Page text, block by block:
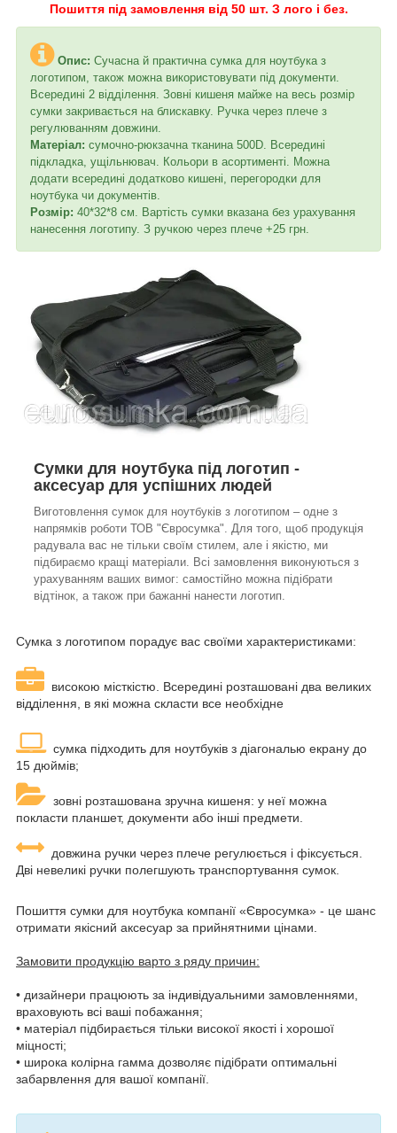
Пошиття під замовлення від 50 шт. З лого і без.
Опис: Сучасна й практична сумка для ноутбука з
логотипом, також можна використовувати під документи.
Всередині 2 відділення. Зовні кишеня майже на весь розмір
сумки закривається на блискавку. Ручка через плече з
регулюванням довжини.
Матеріал: сумочно-рюкзачна тканина 500D. Всередині
підкладка, ущільнювач. Кольори в асортименті. Можна
додати всередині додатково кишені, перегородки для
ноутбука чи документів.
Розмір: 40*32*8 см. Вартість сумки вказана без урахування
нанесення логотипу. З ручкою через плече +25 грн.
Сумки для ноутбука під логотип -
аксесуар для успішних людей
Виготовлення сумок для ноутбуків з логотипом – одне з
напрямків роботи ТОВ "Євросумка". Для того, щоб продукція
радувала вас не тільки своїм стилем, але і якістю, ми
підбираємо кращі матеріали. Всі замовлення виконуються з
урахуванням ваших вимог: самостійно можна підібрати
відтінок, а також при бажанні нанести логотип.
Сумка з логотипом порадує вас своїми характеристиками:
високою місткістю. Всередині розташовані два великих
відділення, в які можна скласти все необхідне
сумка підходить для ноутбуків з діагональю екрану до
15 дюймів;
зовні розташована зручна кишеня: у неї можна
покласти планшет, документи або інші предмети.
довжина ручки через плече регулюється і фіксується.
Дві невеликі ручки полегшують транспортування сумок.
Пошиття сумки для ноутбука компанії «Євросумка» - це шанс
отримати якісний аксесуар за прийнятними цінами.
Замовити продукцію варто з ряду причин:
• дизайнери працюють за індивідуальними замовленнями,
враховують всі ваші побажання;
• матеріал підбирається тільки високої якості і хорошої
міцності;
• широка колірна гамма дозволяє підібрати оптимальні
забарвлення для вашої компанії.